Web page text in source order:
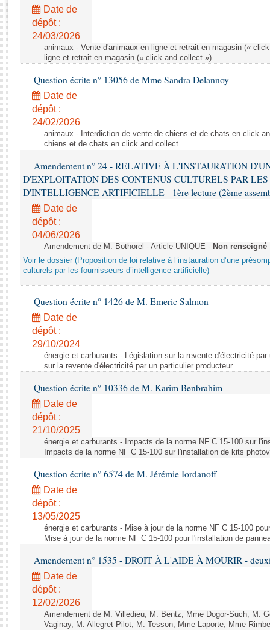
Rapports législatifs
Rapports sur l'application des lois
Baromètre de l’application des lois
Dossiers législatifs
Budget et sécurité sociale
Questions écrites et orales
Comptes rendus des débats
Date de
dépôt :
24/03/2026
animaux - Vente d'animaux en ligne et retrait en magasin («
ligne et retrait en magasin (« click and collect »)
Question écrite n° 13056 de Mme Sandra Delannoy
Date de
dépôt :
24/02/2026
animaux - Interdiction de vente de chiens et de chats en click
chiens et de chats en click and collect
Amendement n° 24 - RELATIVE À L'INSTAURATION
D'EXPLOITATION DES CONTENUS CULTURELS PAR LES
D'INTELLIGENCE ARTIFICIELLE - 1ère lecture (2ème
Date de
dépôt :
04/06/2026
Amendement de M. Bothorel - Article UNIQUE - Non renseigné
Voir le dossier (Proposition de loi relative à l’instauration d’une
culturels par les fournisseurs d’intelligence artificielle)
Question écrite n° 1426 de M. Emeric Salmon
Date de
dépôt :
29/10/2024
énergie et carburants - Législation sur la revente d'électricité
sur la revente d'électricité par un particulier producteur
Question écrite n° 10336 de M. Karim Benbrahim
Date de
dépôt :
21/10/2025
énergie et carburants - Impacts de la norme NF C 15-100 sur
Impacts de la norme NF C 15-100 sur l'installation de kits
Question écrite n° 6574 de M. Jérémie Iordanoff
Date de
dépôt :
13/05/2025
énergie et carburants - Mise à jour de la norme NF C 15-100
Mise à jour de la norme NF C 15-100 pour l'installation de
Amendement n° 1535 - DROIT À L'AIDE À MOURIR -
Date de
dépôt :
12/02/2026
Amendement de M. Villedieu, M. Bentz, Mme Dogor-Such, M.
Vaginay, M. Allegret-Pilot, M. Tesson, Mme Laporte, Mme